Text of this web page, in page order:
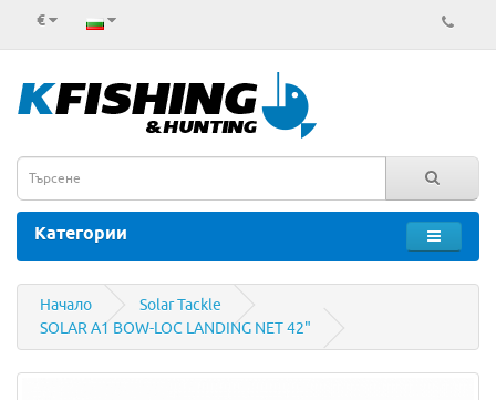
€
Категории
Начало
Solar Tackle
SOLAR A1 BOW-LOC LANDING NET 42"